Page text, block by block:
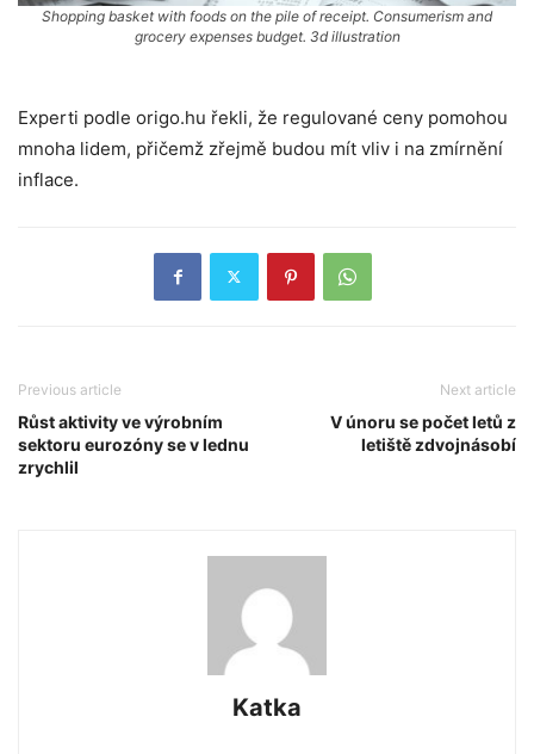
Shopping basket with foods on the pile of receipt. Consumerism and
grocery expenses budget. 3d illustration
Experti podle origo.hu řekli, že regulované ceny pomohou
mnoha lidem, přičemž zřejmě budou mít vliv i na zmírnění
inflace.
Previous article
Růst aktivity ve výrobním
sektoru eurozóny se v lednu
zrychlil
Next article
V únoru se počet letů z
letiště zdvojnásobí
Katka